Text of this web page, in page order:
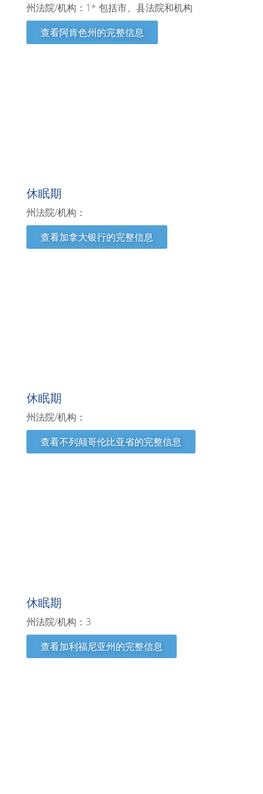
州法院/机构：1* 包括市、县法院和机构
查看阿肯色州的完整信息
休眠期
州法院/机构：
查看加拿大银行的完整信息
休眠期
州法院/机构：
查看不列颠哥伦比亚省的完整信息
休眠期
州法院/机构：3
查看加利福尼亚州的完整信息